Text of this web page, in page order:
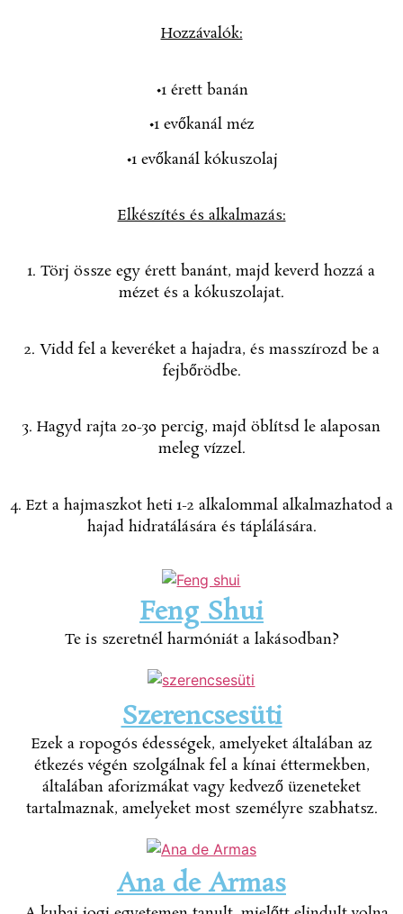
Hozzávalók:
•1 érett banán
•1 evőkanál méz
•1 evőkanál kókuszolaj
Elkészítés és alkalmazás:
1. Törj össze egy érett banánt, majd keverd hozzá a
mézet és a kókuszolajat.
2. Vidd fel a keveréket a hajadra, és masszírozd be a
fejbőrödbe.
3. Hagyd rajta 20-30 percig, majd öblítsd le alaposan
meleg vízzel.
4. Ezt a hajmaszkot heti 1-2 alkalommal alkalmazhatod a
hajad hidratálására és táplálására.
Feng Shui
Te is szeretnél harmóniát a lakásodban?
Szerencsesüti
Ezek a ropogós édességek, amelyeket általában az
étkezés végén szolgálnak fel a kínai éttermekben,
általában aforizmákat vagy kedvező üzeneteket
tartalmaznak, amelyeket most személyre szabhatsz.
Ana de Armas